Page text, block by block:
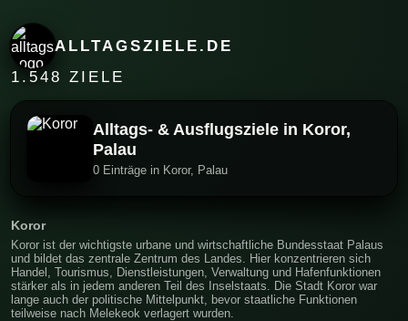
ALLTAGSZIELE.DE
1.548 ZIELE
Alltags- & Ausflugsziele in Koror,
Palau
0 Einträge in Koror, Palau
Koror
Koror ist der wichtigste urbane und wirtschaftliche Bundesstaat Palaus
und bildet das zentrale Zentrum des Landes. Hier konzentrieren sich
Handel, Tourismus, Dienstleistungen, Verwaltung und Hafenfunktionen
stärker als in jedem anderen Teil des Inselstaats. Die Stadt Koror war
lange auch der politische Mittelpunkt, bevor staatliche Funktionen
teilweise nach Melekeok verlagert wurden.